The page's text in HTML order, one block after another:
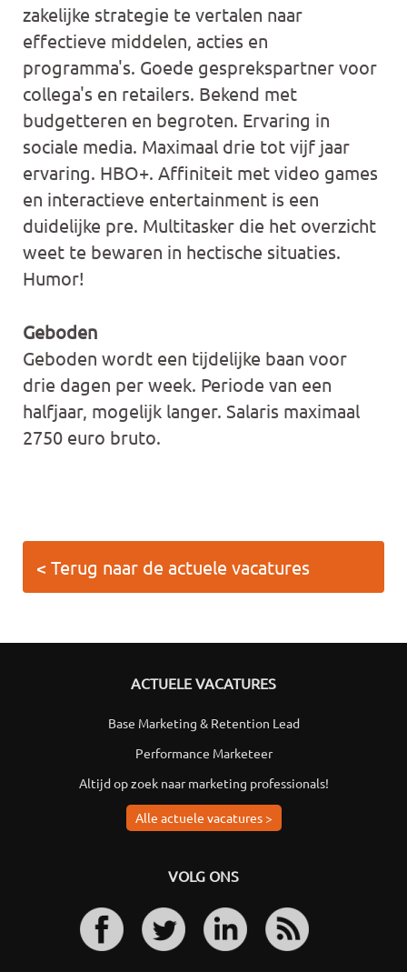
zakelijke strategie te vertalen naar
effectieve middelen, acties en
programma's. Goede gesprekspartner voor
collega's en retailers. Bekend met
budgetteren en begroten. Ervaring in
sociale media. Maximaal drie tot vijf jaar
ervaring. HBO+. Affiniteit met video games
en interactieve entertainment is een
duidelijke pre. Multitasker die het overzicht
weet te bewaren in hectische situaties.
Humor!
Geboden
Geboden wordt een tijdelijke baan voor
drie dagen per week. Periode van een
halfjaar, mogelijk langer. Salaris maximaal
2750 euro bruto.
< Terug naar de actuele vacatures
ACTUELE VACATURES
Base Marketing & Retention Lead
Performance Marketeer
Altijd op zoek naar marketing professionals!
Alle actuele vacatures >
VOLG ONS